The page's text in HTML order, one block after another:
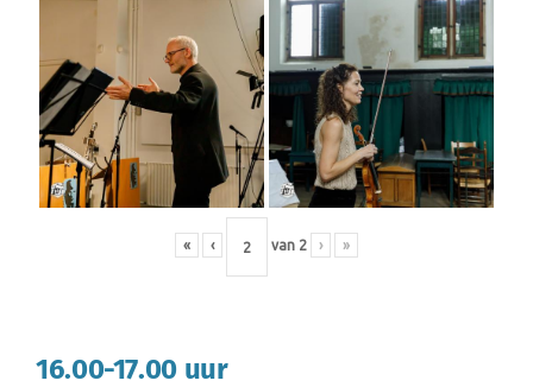
« ‹ van 2 › »
16.00-17.00 uur